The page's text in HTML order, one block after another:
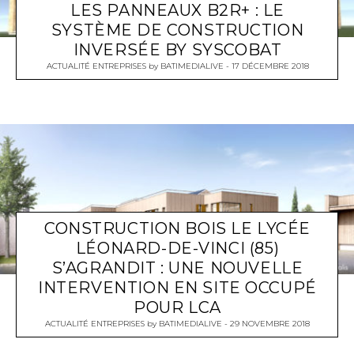
LES PANNEAUX B2R+ : LE
SYSTÈME DE CONSTRUCTION
INVERSÉE BY SYSCOBAT
ACTUALITÉ ENTREPRISESby BATIMEDIALIVE 17 DÉCEMBRE 2018
CONSTRUCTION BOIS LE LYCÉE
LÉONARD-DE-VINCI (85)
S’AGRANDIT : UNE NOUVELLE
INTERVENTION EN SITE OCCUPÉ
POUR LCA
ACTUALITÉ ENTREPRISES by BATIMEDIALIVE 29 NOVEMBRE 2018